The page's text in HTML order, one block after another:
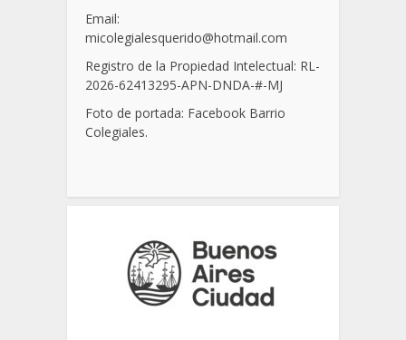
Email:
micolegialesquerido@hotmail.com
Registro de la Propiedad Intelectual: RL-
2026-62413295-APN-DNDA-#-MJ
Foto de portada: Facebook Barrio
Colegiales.